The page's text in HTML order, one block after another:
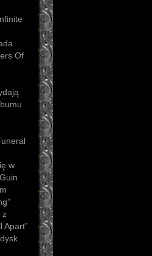
Of
w
z
Apart”